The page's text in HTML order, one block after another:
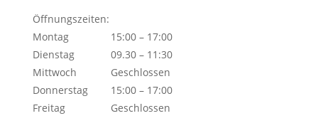
Öffnungszeiten:
Montag
15:00 – 17:00
Dienstag
09.30 – 11:30
Mittwoch
Geschlossen
Donnerstag
15:00 – 17:00
Freitag
Geschlossen